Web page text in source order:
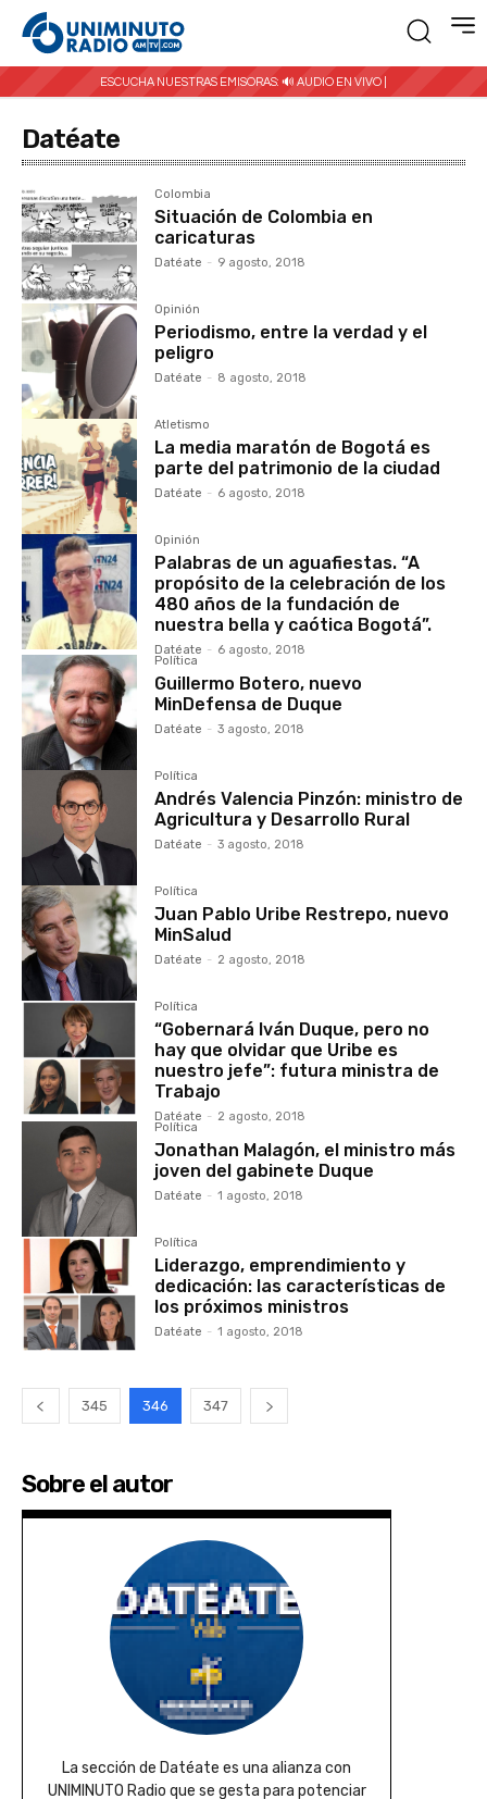
ESCUCHA NUESTRAS EMISORAS: 🔊 AUDIO EN VIVO |
Datéate
Colombia
Situación de Colombia en
caricaturas
Datéate - 9 agosto, 2018
Opinión
Periodismo, entre la verdad y el
peligro
Datéate - 8 agosto, 2018
Atletismo
La media maratón de Bogotá es
parte del patrimonio de la ciudad
Datéate - 6 agosto, 2018
Opinión
Palabras de un aguafiestas. “A
propósito de la celebración de los
480 años de la fundación de
nuestra bella y caótica Bogotá”.
Datéate - 6 agosto, 2018
Política
Guillermo Botero, nuevo
MinDefensa de Duque
Datéate - 3 agosto, 2018
Política
Andrés Valencia Pinzón: ministro de
Agricultura y Desarrollo Rural
Datéate - 3 agosto, 2018
Política
Juan Pablo Uribe Restrepo, nuevo
MinSalud
Datéate - 2 agosto, 2018
Política
“Gobernará Iván Duque, pero no
hay que olvidar que Uribe es
nuestro jefe”: futura ministra de
Trabajo
Datéate - 2 agosto, 2018
Política
Jonathan Malagón, el ministro más
joven del gabinete Duque
Datéate - 1 agosto, 2018
Política
Liderazgo, emprendimiento y
dedicación: las características de
los próximos ministros
Datéate - 1 agosto, 2018
345 346 347
Sobre el autor
La sección de Datéate es una alianza con
UNIMINUTO Radio que se gesta para potenciar